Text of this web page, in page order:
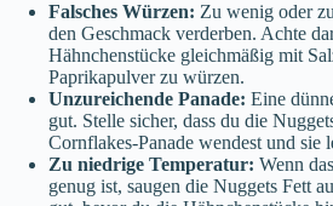
Falsches Würzen: Zu wenig oder
den Geschmack verderben. Achte
Hähnchenstücke gleichmäßig mit
Paprikapulver zu würzen.
Unzureichende Panade: Eine
gut. Stelle sicher, dass du die
Cornflakes-Panade wendest und sie
Zu niedrige Temperatur: Wenn
genug ist, saugen die Nuggets Fett